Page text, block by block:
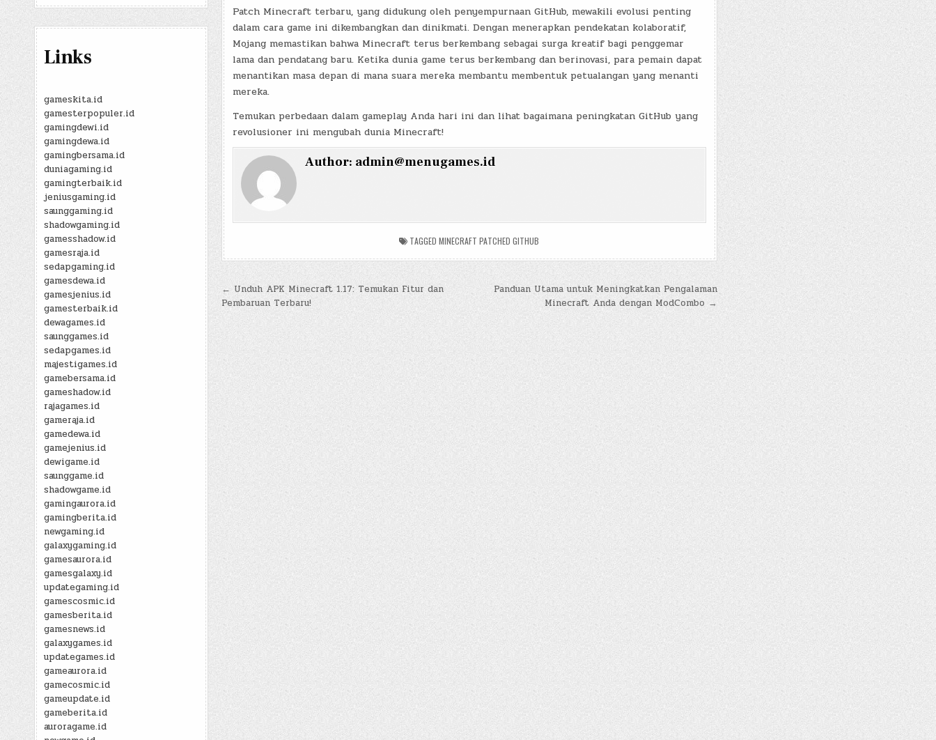
Links
gameskita.id
gamesterpopuler.id
gamingdewi.id
gamingdewa.id
gamingbersama.id
duniagaming.id
gamingterbaik.id
jeniusgaming.id
saunggaming.id
shadowgaming.id
gamesshadow.id
gamesraja.id
sedapgaming.id
gamesdewa.id
gamesjenius.id
gamesterbaik.id
dewagames.id
saunggames.id
sedapgames.id
majestigames.id
gamebersama.id
gameshadow.id
rajagames.id
gameraja.id
gamedewa.id
gamejenius.id
dewigame.id
saunggame.id
shadowgame.id
gamingaurora.id
gamingberita.id
newgaming.id
galaxygaming.id
gamesaurora.id
gamesgalaxy.id
updategaming.id
gamescosmic.id
gamesberita.id
gamesnews.id
galaxygames.id
updategames.id
gameaurora.id
gamecosmic.id
gameupdate.id
gameberita.id
auroragame.id
Patch Minecraft terbaru, yang didukung oleh penyempurnaan GitHub, mewakili evolusi penting
dalam cara game ini dikembangkan dan dinikmati. Dengan menerapkan pendekatan kolaboratif,
Mojang memastikan bahwa Minecraft terus berkembang sebagai surga kreatif bagi penggemar
lama dan pendatang baru. Ketika dunia game terus berkembang dan berinovasi, para pemain dapat
menantikan masa depan di mana suara mereka membantu membentuk petualangan yang menanti
mereka.
Temukan perbedaan dalam gameplay Anda hari ini dan lihat bagaimana peningkatan GitHub yang
revolusioner ini mengubah dunia Minecraft!
Author: admin@menugames.id
TAGGEDMINECRAFT PATCHED GITHUB
Post
navigation
Panduan Utama untuk Meningkatkan Pengalaman
Minecraft Anda dengan ModCombo →
← Unduh APK Minecraft 1.17: Temukan Fitur dan
Pembaruan Terbaru!